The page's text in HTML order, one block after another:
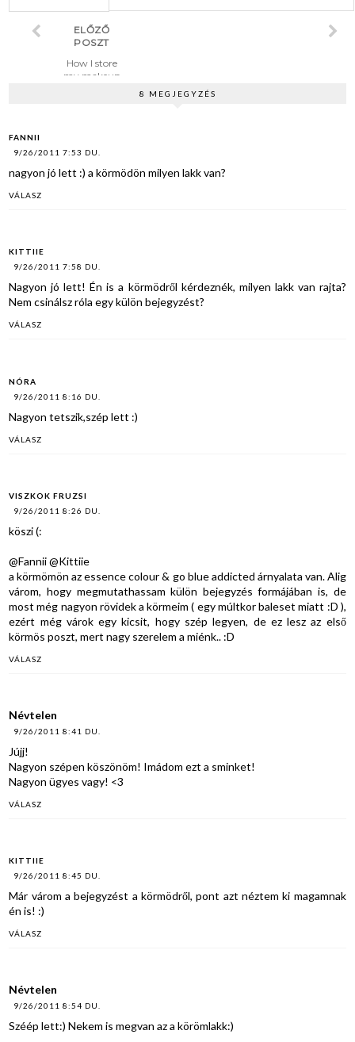
ELŐZŐ
POSZT
How I store
my makeup
8 MEGJEGYZÉS
FANNII
9/26/2011 7:53 DU.
nagyon jó lett :) a körmödön milyen lakk van?
VÁLASZ
KITTIIE
9/26/2011 7:58 DU.
Nagyon jó lett! Én is a körmödről kérdeznék, milyen lakk van rajta?
Nem csinálsz róla egy külön bejegyzést?
VÁLASZ
NÓRA
9/26/2011 8:16 DU.
Nagyon tetszik,szép lett :)
VÁLASZ
VISZKOK FRUZSI
9/26/2011 8:26 DU.
köszi (:
@Fannii @Kittiie
a körmömön az essence colour & go blue addicted árnyalata van. Alig
várom, hogy megmutathassam külön bejegyzés formájában is, de
most még nagyon rövidek a körmeim ( egy múltkor baleset miatt :D ),
ezért még várok egy kicsit, hogy szép legyen, de ez lesz az első
körmös poszt, mert nagy szerelem a miénk.. :D
VÁLASZ
Névtelen
9/26/2011 8:41 DU.
Jújj!
Nagyon szépen köszönöm! Imádom ezt a sminket!
Nagyon ügyes vagy! <3
VÁLASZ
KITTIIE
9/26/2011 8:45 DU.
Már várom a bejegyzést a körmödről, pont azt néztem ki magamnak
én is! :)
VÁLASZ
Névtelen
9/26/2011 8:54 DU.
Széép lett:) Nekem is megvan az a körömlakk:)